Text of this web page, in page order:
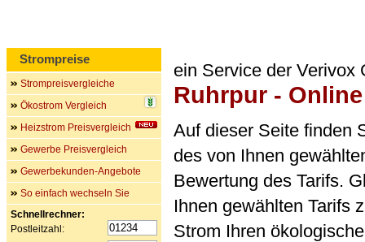
ein Service der Verivox
Ruhrpur - Online
Auf dieser Seite finden
des von Ihnen
Bewertung des Tarifs.
Ihnen gewählten Tarifs
Strom Ihren
Strompreise
Strompreisvergleiche
Ökostrom Vergleich
Heizstrom Preisvergleich
Gewerbe Preisvergleich
Gewerbekunden-Angebote
So einfach wechseln Sie
Schnellrechner:
Postleitzahl: